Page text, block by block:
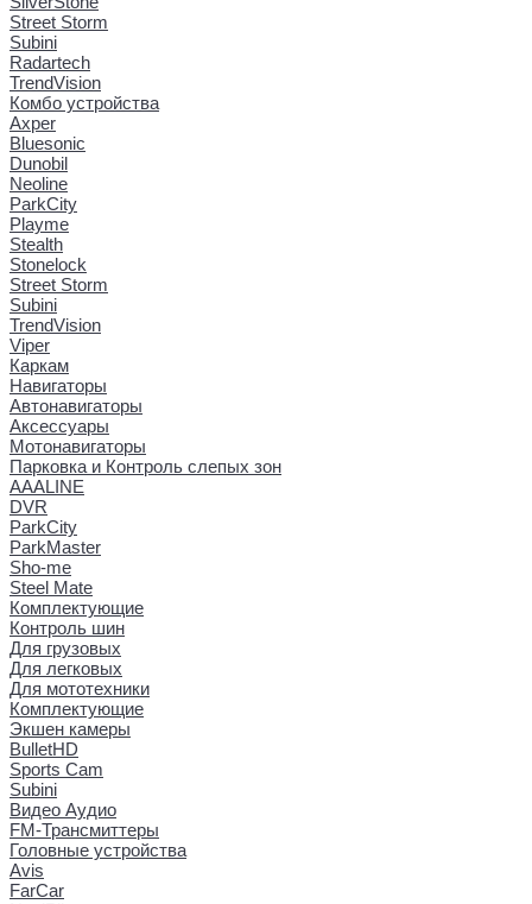
Street Storm
Subini
Radartech
TrendVision
Комбо устройства
Axper
Bluesonic
Dunobil
Neoline
ParkCity
Playme
Stealth
Stonelock
Street Storm
Subini
TrendVision
Viper
Каркам
Навигаторы
Автонавигаторы
Аксессуары
Мотонавигаторы
Парковка и Контроль слепых зон
AAALINE
DVR
ParkCity
ParkMaster
Sho-me
Steel Mate
Комплектующие
Контроль шин
Для грузовых
Для легковых
Для мототехники
Комплектующие
Экшен камеры
BulletHD
Sports Cam
Subini
Видео Аудио
FM-Трансмиттеры
Головные устройства
Avis
FarCar